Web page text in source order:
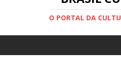
O PORTAL DA